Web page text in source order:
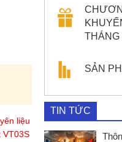
liệu
VT03S
THÁNG
SẢN
TIN TỨC